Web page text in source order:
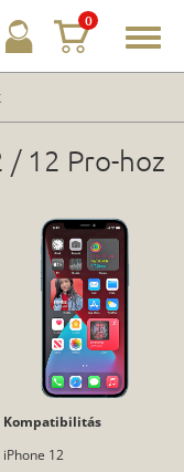
0
/ 12 Pro-hoz
Kompatibilitás
iPhone 12